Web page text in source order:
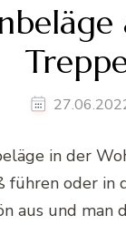
in der
führen oder in
aus und man